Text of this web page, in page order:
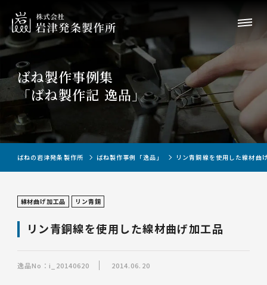
ばね製作事例集
「ばね製作記 逸品」
ばねの岩津発条製作所 ばね製作事例「逸品」 リン青銅線を使用した線材曲
線材曲げ加工品 リン青銅
リン青銅線を使用した線材曲げ加工品
逸品No：i_20140620 2014.06.20